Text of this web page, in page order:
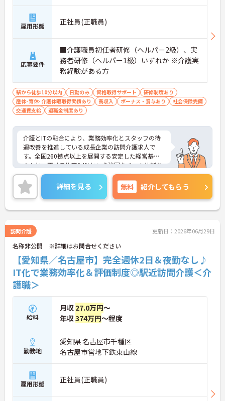
雇用形態 正社員(正職員)
応募要件
■介護職員初任者研修（ヘルパー2級）、実
務者研修（ヘルパー1級）いずれか ※介護実
務経験がある方
駅から徒歩10分以内 日勤のみ 資格取得サポート
研修制度あり
産休･育休･介護休暇取得実績あり
高収入 ボーナス・賞与あり
社会保険完備
交通費支給
退職金制度あり
介護とITの融合により、業務効率化とスタッフの待
遇改善を推進している成長企業の訪問介護求人で
す。全国260拠点以上を展開する安定した経営基盤
のもと、正社員比率94%という強固なチーム体制を
構築しています。資格手当や年2回の評価面談など、
専門資格と成果が収入に直結する仕組みが整ってい
ます。夜勤なしの完全週休2日制（曜日固定）を採用
し、日々の記録業務はスマートフォンで完結するた
め、施設勤務特有の不規則なシフトや煩雑な事務作
談で不安を解消できるフォロー体制もあり、介護福
祉士の資格取得やサ責や管理者への着実なキャリア
アップを目指す有資格者の方に推奨できる環境で
す。
★おすすめPOINT★
【夜勤なし・曜日固定の休日で、身体への負担を抑
えた働き方が実現できます】
しないため、生活リズムを整えながら健康的に働き
続けることができます
により、先々の予定が立てやすくプライベートの時
間をしっかりと確保できる環境です
【専門資格を活かした収入アップと明確なキャリア
形成が期待できます】
・資格手当が支給されるほか、年2回の評価面談で
詳細を見る 無料 紹介してもらう
訪問介護 更新日：2026年06月29日
名称非公開 ※詳細はお問合せください
【愛知県／名古屋市】完全週休2日＆夜勤なし♪
IT化で業務効率化＆評価制度◎駅近訪問介護＜介
護職＞
給料
月収 27.0万円～
年収374万円～程度
勤務地
愛知県 名古屋市千種区
名古屋市営地下鉄東山線
雇用形態 正社員(正職員)